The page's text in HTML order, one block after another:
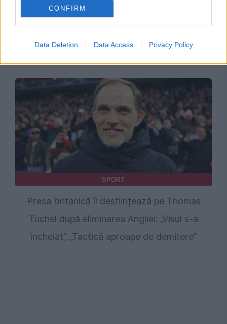
CONFIRM
Data Deletion Data Access Privacy Policy
SPORT
SPORT
Presa britanică îl desființează pe Thomas
Tuchel după eliminarea Angliei: „Visul s-a
încheiat”, „Tactică aproape de demitere”